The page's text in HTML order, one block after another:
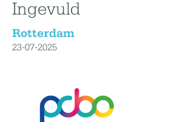
Ingevuld
Rotterdam
23-07-2025